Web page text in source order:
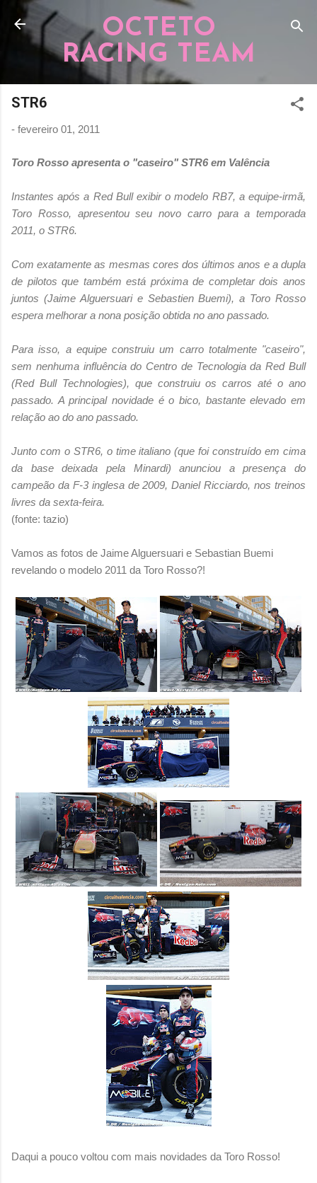
Pular para o conteúdo principal
OCTETO
RACING TEAM
STR6
- fevereiro 01, 2011
Toro Rosso apresenta o "caseiro" STR6 em Valência
Instantes após a Red Bull exibir o modelo RB7, a equipe-irmã,
Toro Rosso, apresentou seu novo carro para a temporada
2011, o STR6.
Com exatamente as mesmas cores dos últimos anos e a dupla
de pilotos que também está próxima de completar dois anos
juntos (Jaime Alguersuari e Sebastien Buemi), a Toro Rosso
espera melhorar a nona posição obtida no ano passado.
Para isso, a equipe construiu um carro totalmente "caseiro",
sem nenhuma influência do Centro de Tecnologia da Red Bull
(Red Bull Technologies), que construiu os carros até o ano
passado. A principal novidade é o bico, bastante elevado em
relação ao do ano passado.
Junto com o STR6, o time italiano (que foi construído em cima
da base deixada pela Minardi) anunciou a presença do
campeão da F-3 inglesa de 2009, Daniel Ricciardo, nos treinos
livres da sexta-feira.
(fonte: tazio)
Vamos as fotos de Jaime Alguersuari e Sebastian Buemi
revelando o modelo 2011 da Toro Rosso?!
Daqui a pouco voltou com mais novidades da Toro Rosso!